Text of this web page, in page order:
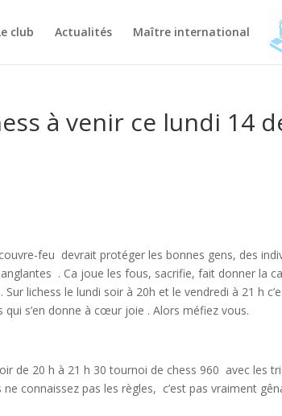
club Actualités Maître international
à venir ce lundi 14
feu devrait protéger les bonnes gens, des
. Ca joue les fous, sacrifie, fait donner la
lichess le lundi soir à 20h et le vendredi à 21 h
qui s’en donne à cœur joie . Alors méfiez vous.
de 20 h à 21 h 30 tournoi de chess 960 avec les
connaissez pas les règles, c’est pas vraiment